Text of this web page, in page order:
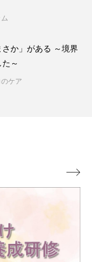
か」がある ～境界
～
ケア
